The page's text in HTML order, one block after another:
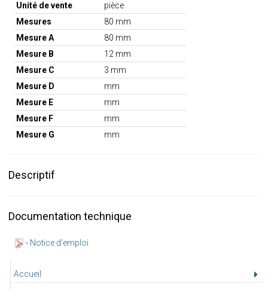
Accueil
Unité de vente
pièce
Mesures
80 mm
Mesure A
80 mm
Mesure B
12 mm
Mesure C
3 mm
Mesure D
mm
Mesure E
mm
Mesure F
mm
Mesure G
mm
Descriptif
Documentation technique
- Notice d'emploi